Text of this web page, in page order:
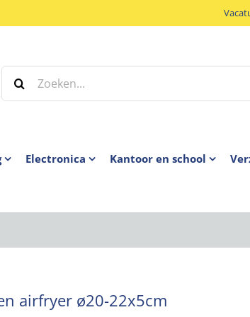
Zoeken
naar:
Electronica Kantoor en school
airfryer ø20-22x5cm